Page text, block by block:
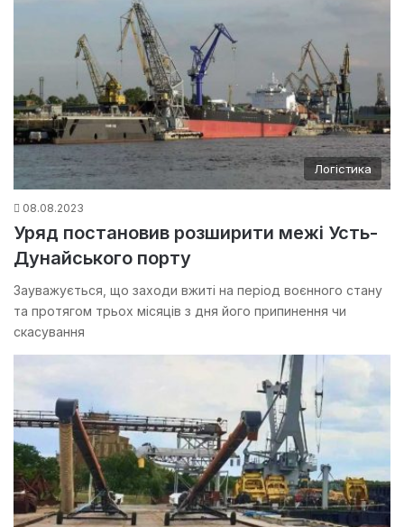
Логістика
08.08.2023
Уряд постановив розширити межі Усть-
Дунайського порту
Зауважується, що заходи вжиті на період воєнного стану
та протягом трьох місяців з дня його припинення чи
скасування